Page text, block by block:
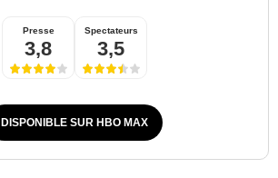
Presse
3,8
Spectateurs
3,5
DISPONIBLE SUR HBO MAX